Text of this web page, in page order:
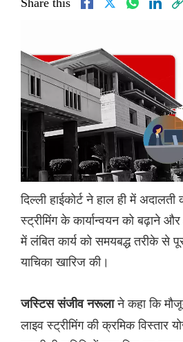
Share this
दिल्ली हाईकोर्ट ने हाल ही में अदालती
स्ट्रीमिंग के कार्यान्वयन को बढ़ाने और
में लंबित कार्य को समयबद्ध तरीके से
याचिका खारिज की।
जस्टिस संजीव नरूलाने कहा कि
लाइव स्ट्रीमिंग की क्रमिक विस्तार